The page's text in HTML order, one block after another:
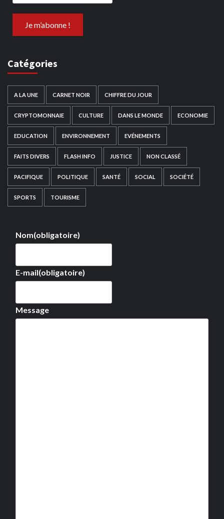
Catégories
A LA UNE CARNET NOIR CHIFFRE DU JOUR
CRYPTOMONNAIE CULTURE DANS LE MONDE ECONOMIE
EDUCATION ENVIRONNEMENT EVÉNEMENTS
FAITS DIVERS FLASH INFO JUSTICE NON CLASSÉ
PACIFIQUE POLITIQUE SANTÉ SOCIAL SOCIÉTÉ
SPORTS TOURISME
Nom(obligatoire)
E-mail(obligatoire)
Message